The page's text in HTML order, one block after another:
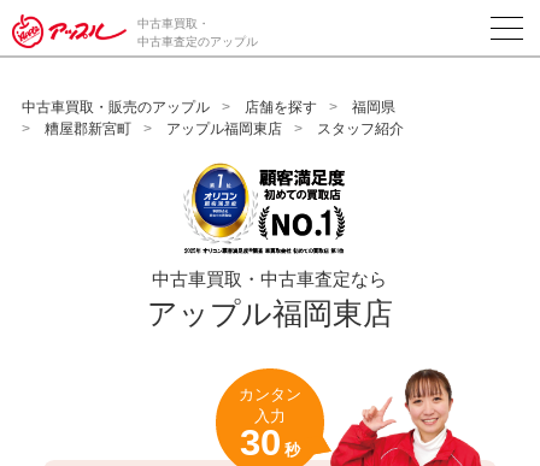
/*ABテスト_新規査定フォームの為のCVボタン*/
中古車買取・
中古車査定のアップル
中古車買取・販売のアップル 店舗を探す
福岡県
糟屋郡新宮町
アップル福岡東店 スタッフ紹介
中古車買取・中古車査定なら
アップル福岡東店
カンタン
入力
30 秒